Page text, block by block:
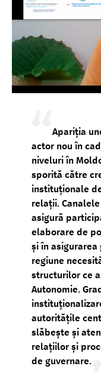
Apariția
actor nou în
niveluri în
sporită către
instituționale
relații.
asigură
elaborare de
și în
regiune
structurilor ce
Autonomie.
autoritățile
slăbește și
relațiilor și
de guvernare.